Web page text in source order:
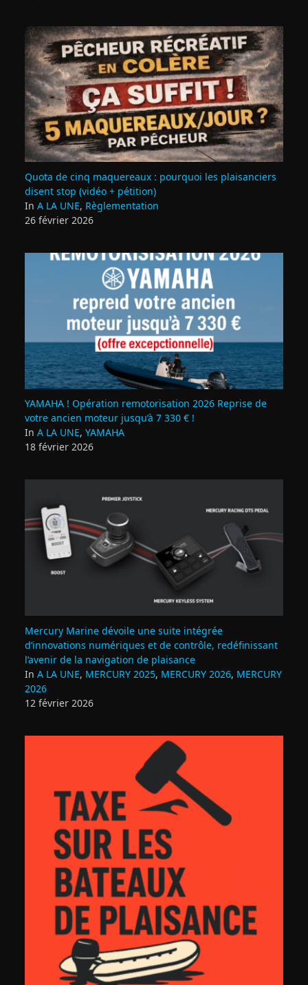
Quota de cinq maquereaux : pourquoi les plaisanciers
disent stop (vidéo + pétition)
In A LA UNE, Règlementation
26 février 2026
YAMAHA ! Opération remotorisation 2026 Reprise de
votre ancien moteur jusqu’à 7 330 € !
In A LA UNE, YAMAHA
18 février 2026
Mercury Marine dévoile une suite intégrée
d’innovations numériques et de contrôle, redéfinissant
l’avenir de la navigation de plaisance
In A LA UNE, MERCURY 2025, MERCURY 2026, MERCURY
2026
12 février 2026